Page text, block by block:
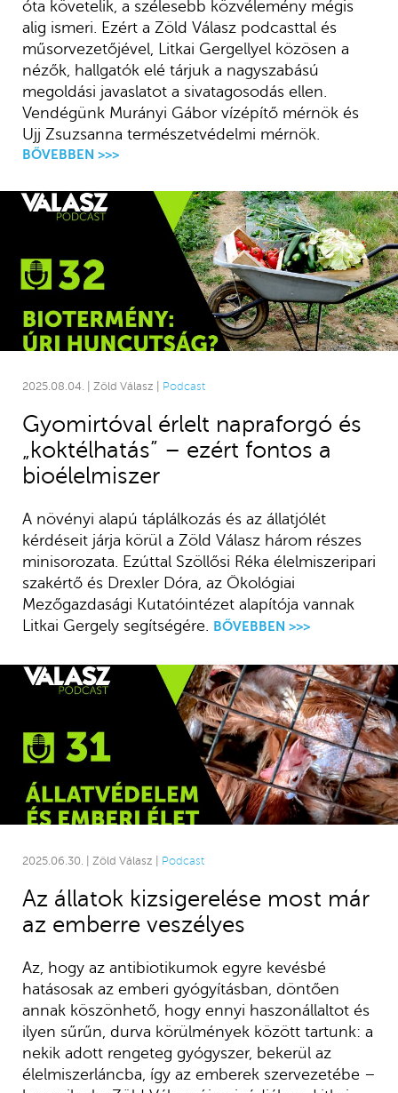
óta követelik, a szélesebb közvélemény mégis
alig ismeri. Ezért a Zöld Válasz podcasttal és
műsorvezetőjével, Litkai Gergellyel közösen a
nézők, hallgatók elé tárjuk a nagyszabású
megoldási javaslatot a sivatagosodás ellen.
Vendégünk Murányi Gábor vízépítő mérnök és
Ujj Zsuzsanna természetvédelmi mérnök.
BŐVEBBEN >>>
2025.08.04. | Zöld Válasz | Podcast
Gyomirtóval érlelt napraforgó és
„koktélhatás” – ezért fontos a
bioélelmiszer
A növényi alapú táplálkozás és az állatjólét
kérdéseit járja körül a Zöld Válasz három részes
minisorozata. Ezúttal Szöllősi Réka élelmiszeripari
szakértő és Drexler Dóra, az Ökológiai
Mezőgazdasági Kutatóintézet alapítója vannak
Litkai Gergely segítségére. BŐVEBBEN >>>
2025.06.30. | Zöld Válasz | Podcast
Az állatok kizsigerelése most már
az emberre veszélyes
Az, hogy az antibiotikumok egyre kevésbé
hatásosak az emberi gyógyításban, döntően
annak köszönhető, hogy ennyi haszonállaltot és
ilyen sűrűn, durva körülmények között tartunk: a
nekik adott rengeteg gyógyszer, bekerül az
élelmiszerláncba, így az emberek szervezetébe –